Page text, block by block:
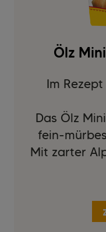
Ölz
Im
Das Ölz
fein-
Mit zarter